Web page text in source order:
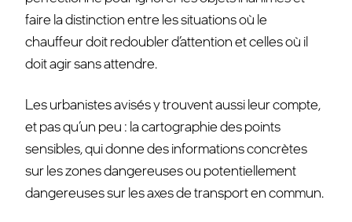
faire la distinction entre les situations où le
chauffeur doit redoubler d’attention et celles où il
doit agir sans attendre.
Les urbanistes avisés y trouvent aussi leur compte,
et pas qu’un peu : la cartographie despoints
sensibles, qui donne des informations concrètes
sur les zones dangereuses ou potentiellement
dangereuses sur les axes de transport en commun.